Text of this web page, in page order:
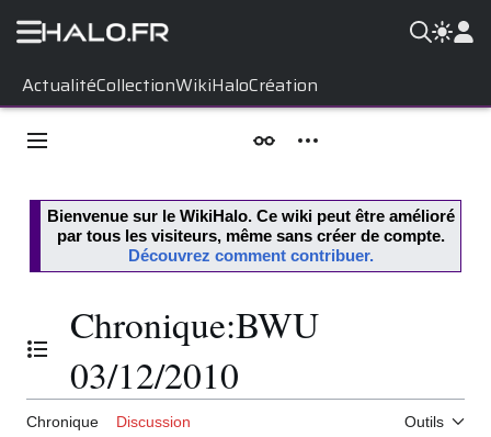
ActualitéCollectionWikiHaloCréation
contenu
Menu principal ApparenceOutils personnels
Bienvenue sur le WikiHalo. Ce wiki peut être amélioré
par tous les visiteurs, même sans créer de compte.
Découvrez comment contribuer.
Basculer la table des matières
Chronique:BWU
03/12/2010
Chronique Discussion Outils